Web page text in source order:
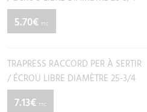
5.70€ TTC
TRAPRESS RACCORD PER À SERTIR
/ ÉCROU LIBRE DIAMÈTRE 25-3/4
7.13€ TTC